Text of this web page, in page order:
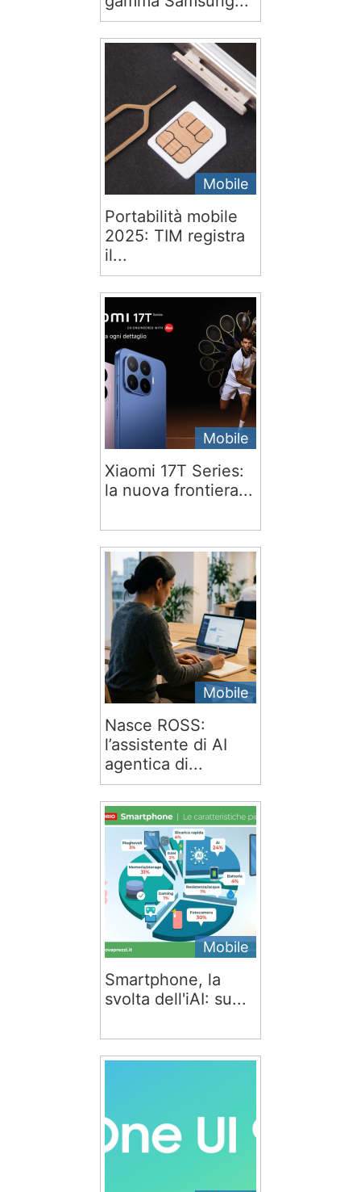
Mobile
Portabilità mobile
2025: TIM registra
il...
Mobile
Xiaomi 17T Series:
la nuova frontiera...
Mobile
Nasce ROSS:
l’assistente di AI
agentica di...
Mobile
Smartphone, la
svolta dell'iAI: su...